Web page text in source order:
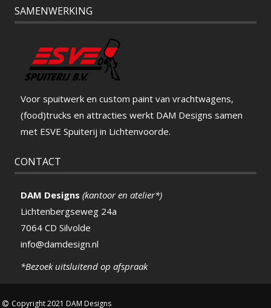
SAMENWERKING
Voor spuitwerk en custom paint van vrachtwagens,
(food)trucks en attracties werkt DAM Designs samen
met ESVE Spuiterij in Lichtenvoorde.
CONTACT
DAM Designs (kantoor en atelier*)
Lichtenbergseweg 24a
7064 CD Silvolde
info@damdesign.nl
*Bezoek uitsluitend op afspraak
Copyright 2021 DAM Designs